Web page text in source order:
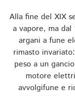
Alla fine del XIX
a vapore, ma dal
argani a fune
rimasto
peso a un
motore
avvolgifune e